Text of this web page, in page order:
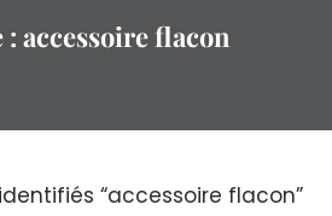
: accessoire flacon
“accessoire flacon”